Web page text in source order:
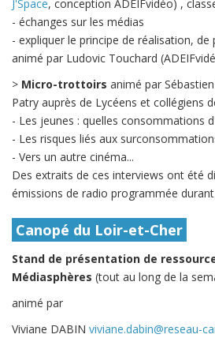
J'Space, conception ADEIFvidéo) ,
- échanges sur les médias
- expliquer le principe de réalisation, de
animé par Ludovic Touchard
> Micro-trottoirs animé par
Patry auprès de Lycéens et collégiens
- Les jeunes : quelles consommations
- Les risques liés aux
- Vers un autre cinéma...
Des extraits de ces interviews ont été
émissions de radio programmée
Canopé du Loir-et-Cher
Stand de présentation de
Médiasphères (tout au long de la
animé par
Viviane DABIN viviane.dabin@reseau-